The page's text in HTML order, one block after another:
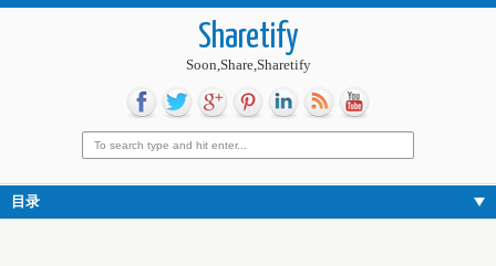
Sharetify
Soon,Share,Sharetify
目录